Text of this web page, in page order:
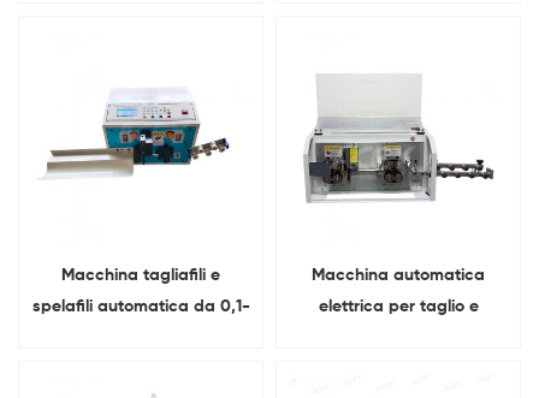
Macchina tagliafili e
spelafili automatica da 0,1-
Macchina automatica
elettrica per taglio e